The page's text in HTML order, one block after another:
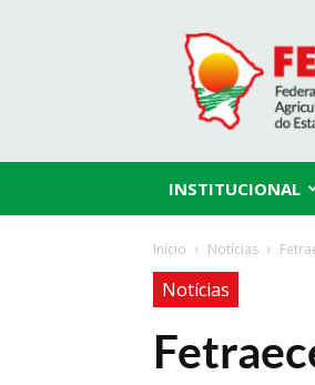
Fetraece
INSTITUCIONAL
Início Notícias
Notícias